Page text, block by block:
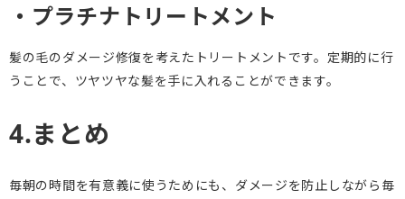
・プラチナトリートメント
髪の毛のダメージ修復を考えたトリートメントです。定期的に行
うことで、ツヤツヤな髪を手に入れることができます。
4.まとめ
毎朝の時間を有意義に使うためにも、ダメージを防止しながら毎